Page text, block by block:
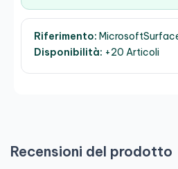
Riferimento:
Disponibilità: +20 Articoli
Recensioni del prodotto